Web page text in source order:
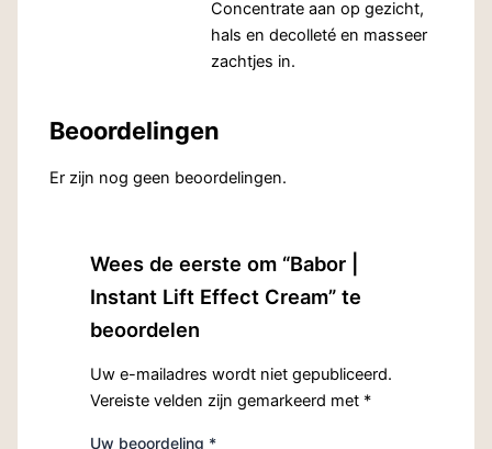
Concentrate aan op gezicht,
hals en decolleté en masseer
zachtjes in.
Beoordelingen
Er zijn nog geen beoordelingen.
Wees de eerste om “Babor |
Instant Lift Effect Cream” te
beoordelen
Uw e-mailadres wordt niet gepubliceerd.
Vereiste velden zijn gemarkeerd met *
Uw beoordeling *